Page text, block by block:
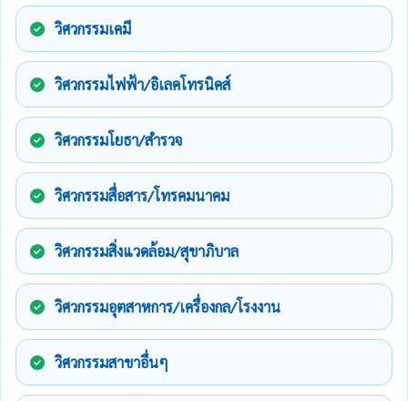
วิศวกรรมเคมี
วิศวกรรมไฟฟ้า/อิเลคโทรนิคส์
วิศวกรรมโยธา/สำรวจ
วิศวกรรมสื่อสาร/โทรคมนาคม
วิศวกรรมสิ่งแวดล้อม/สุขาภิบาล
วิศวกรรมอุตสาหการ/เครื่องกล/โรงงาน
วิศวกรรมสาขาอื่นๆ